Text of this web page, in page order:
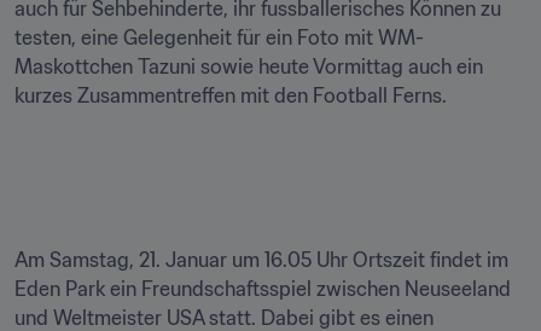
auch für Sehbehinderte, ihr fussballerisches Können zu
testen, eine Gelegenheit für ein Foto mit WM-
Maskottchen Tazuni sowie heute Vormittag auch ein
kurzes Zusammentreffen mit den Football Ferns.
Am Samstag, 21. Januar um 16.05 Uhr Ortszeit findet im
Eden Park ein Freundschaftsspiel zwischen Neuseeland
und Weltmeister USA statt. Dabei gibt es einen